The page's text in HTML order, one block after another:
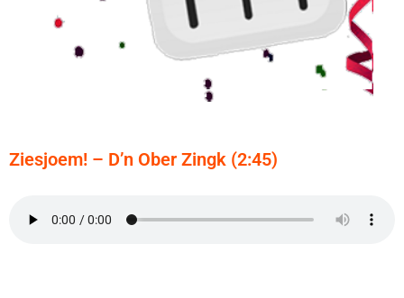
Ziesjoem! – D’n Ober Zingk (2:45)